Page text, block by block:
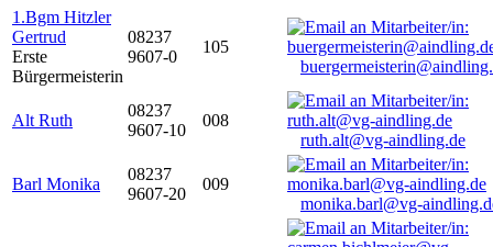
1.Bgm Hitzler
Gertrud
Erste
Bürgermeisterin
08237
9607-0
105
Alt Ruth
08237
9607-10
008
ruth.alt@vg-aindling.de
Barl Monika
08237
9607-20
009
monika.barl@vg-